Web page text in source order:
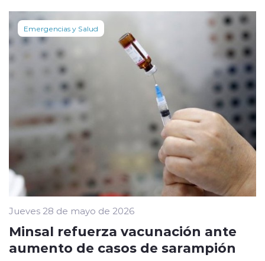
Emergencias y Salud
Jueves 28 de mayo de 2026
Minsal refuerza vacunación ante
aumento de casos de sarampión